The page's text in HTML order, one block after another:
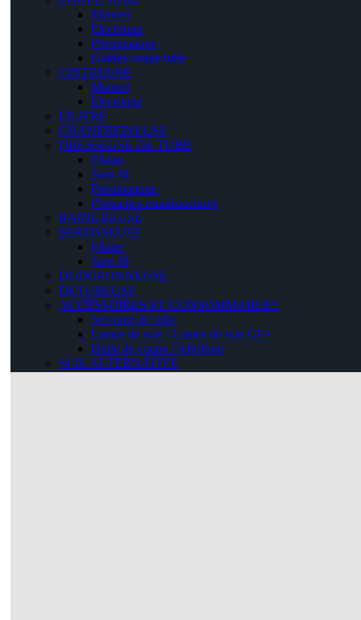
Manuel
Electrique
Pneumatique
Guides coupe tube
CINTREUSE
Manuel
Electrique
FILIERE
CHANFREINEUSE
DRESSEUSE DE TUBE
Filaire
Sans fil
Pneumatique
Plaquettes multifonctions
RAINUREUSE
SERTISSEUSE
Filaire
Sans fil
DUDGEONNEUSE
DETUBEUSE
ACCESSOIRES ET CONSOMMABLES
Servante de tube
Lames de scie / Lames de scie GF+
Huile de coupe / lubrifiant
SCIE ALTERNATIVE